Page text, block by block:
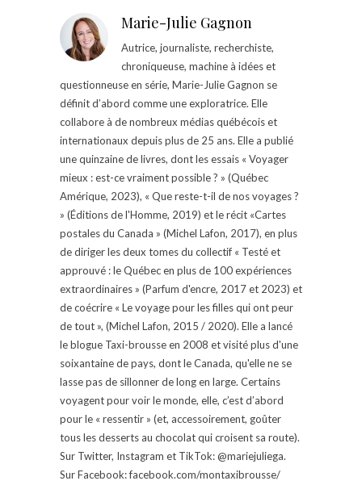
Marie-Julie Gagnon
Autrice, journaliste, recherchiste,
chroniqueuse, machine à idées et
questionneuse en série, Marie-Julie Gagnon se
définit d’abord comme une exploratrice. Elle
collabore à de nombreux médias québécois et
internationaux depuis plus de 25 ans. Elle a publié
une quinzaine de livres, dont les essais « Voyager
mieux : est-ce vraiment possible ? » (Québec
Amérique, 2023), « Que reste-t-il de nos voyages ?
» (Éditions de l'Homme, 2019) et le récit «Cartes
postales du Canada » (Michel Lafon, 2017), en plus
de diriger les deux tomes du collectif « Testé et
approuvé : le Québec en plus de 100 expériences
extraordinaires » (Parfum d'encre, 2017 et 2023) et
de coécrire « Le voyage pour les filles qui ont peur
de tout », (Michel Lafon, 2015 / 2020). Elle a lancé
le blogue Taxi-brousse en 2008 et visité plus d'une
soixantaine de pays, dont le Canada, qu'elle ne se
lasse pas de sillonner de long en large. Certains
voyagent pour voir le monde, elle, c’est d’abord
pour le « ressentir » (et, accessoirement, goûter
tous les desserts au chocolat qui croisent sa route).
Sur Twitter, Instagram et TikTok: @mariejuliega.
Sur Facebook: facebook.com/montaxibrousse/